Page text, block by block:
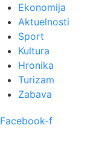
Ekonomija
Aktuelnosti
Sport
Kultura
Hronika
Turizam
Zabava
Facebook-f